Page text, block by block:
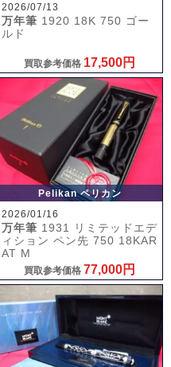
2026/07/13
万年筆 1920 18K 750 ゴー
ルド
買取参考価格 17,500円
Pelikan ペリカン
2026/01/16
万年筆 1931 リミテッドエデ
ィション ペン先 750 18KAR
AT M
買取参考価格 77,000円